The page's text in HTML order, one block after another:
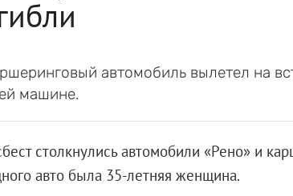
автомобиль вылетел на
машине.
столкнулись автомобили «Рено» и
авто была 35-летняя женщина.